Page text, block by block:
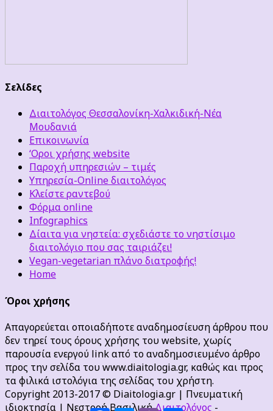
Σελίδες
Διαιτολόγος Θεσσαλονίκη-Χαλκιδική-Νέα
Μουδανιά
Επικοινωνία
‘Οροι χρήσης website
Παροχή υπηρεσιών – τιμές
Υπηρεσία-Online διαιτολόγος
Κλείστε ραντεβού
Φόρμα online
Infographics
Δίαιτα για νηστεία: σχεδιάστε το νηστίσιμο
διαιτολόγιο που σας ταιριάζει!
Vegan-vegetarian πλάνο διατροφής!
Home
Όροι χρήσης
Απαγορεύεται οποιαδήποτε αναδημοσίευση άρθρου που
δεν τηρεί τους όρους χρήσης του website, χωρίς
παρουσία ενεργού link από το αναδημοσιευμένο άρθρο
προς την σελίδα του www.diaitologia.gr, καθώς και προς
τα φιλικά ιστολόγια της σελίδας του χρήστη.
Copyright 2013-2017 © Diaitologia.gr | Πνευματική
ιδιοκτησία | Νεστορή ΒασιλικήΔιαιτολόγος -